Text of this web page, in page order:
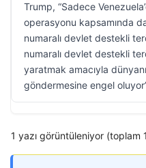
Trump, “Sadece
operasyonu kapsamında
numaralı devlet destekli
numaralı devlet destekli
yaratmak amacıyla
göndermesine engel
1 yazı görüntüleniyor (toplam